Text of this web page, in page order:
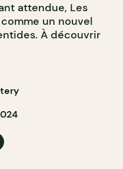
attendue, Les
un nouvel
À découvrir